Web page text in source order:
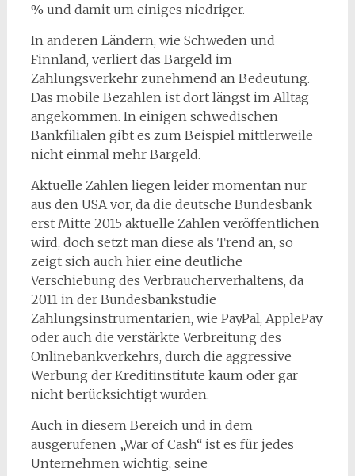
% und damit um einiges niedriger.
In anderen Ländern, wie Schweden und
Finnland, verliert das Bargeld im
Zahlungsverkehr zunehmend an Bedeutung.
Das mobile Bezahlen ist dort längst im Alltag
angekommen. In einigen schwedischen
Bankfilialen gibt es zum Beispiel mittlerweile
nicht einmal mehr Bargeld.
Aktuelle Zahlen liegen leider momentan nur
aus den USA vor, da die deutsche Bundesbank
erst Mitte 2015 aktuelle Zahlen veröffentlichen
wird, doch setzt man diese als Trend an, so
zeigt sich auch hier eine deutliche
Verschiebung des Verbraucherverhaltens, da
2011 in der Bundesbankstudie
Zahlungsinstrumentarien, wie PayPal, ApplePay
oder auch die verstärkte Verbreitung des
Onlinebankverkehrs, durch die aggressive
Werbung der Kreditinstitute kaum oder gar
nicht berücksichtigt wurden.
Auch in diesem Bereich und in dem
ausgerufenen „War of Cash“ ist es für jedes
Unternehmen wichtig, seine